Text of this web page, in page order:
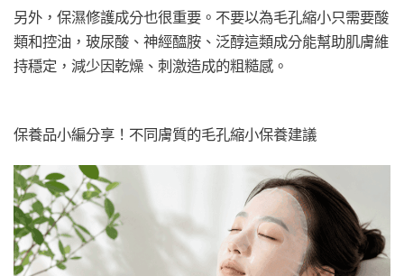
另外，保濕修護成分也很重要。不要以為毛孔縮小只需要酸
類和控油，玻尿酸、神經醯胺、泛醇這類成分能幫助肌膚維
持穩定，減少因乾燥、刺激造成的粗糙感。
保養品小編分享！不同膚質的毛孔縮小保養建議